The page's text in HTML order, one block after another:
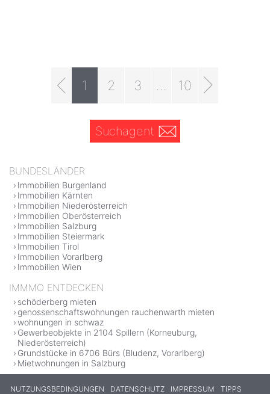
1 2 3 10
Suchagent
BUNDESLÄNDER
Immobilien Burgenland
Immobilien Kärnten
Immobilien Niederösterreich
Immobilien Oberösterreich
Immobilien Salzburg
Immobilien Steiermark
Immobilien Tirol
Immobilien Vorarlberg
Immobilien Wien
IMMMO ENTDECKEN
schöderberg mieten
genossenschaftswohnungen rauchenwarth mieten
wohnungen in schwaz
Gewerbeobjekte in 2104 Spillern (Korneuburg,
Niederösterreich)
Grundstücke in 6706 Bürs (Bludenz, Vorarlberg)
Mietwohnungen in Salzburg
NUTZUNGSBEDINGUNGEN DATENSCHUTZ IMPRESSUM
TIPPS